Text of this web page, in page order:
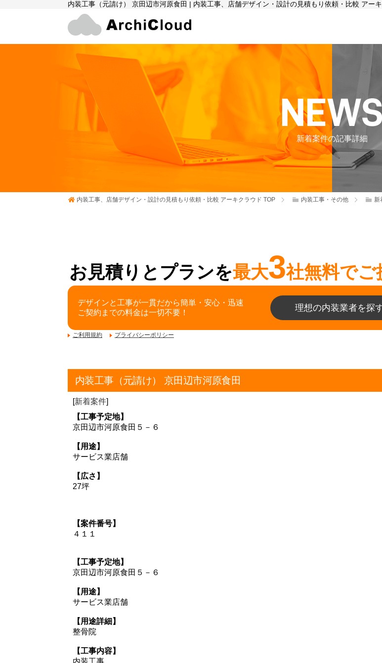
内装工事（元請け） 京田辺市河原食田 | 内装工事、店舗デザイン・設計の見積もり依頼・比較 アー
新着案件の記事詳細
内装工事、店舗デザイン・設計の見積もり依頼・比較 アーキクラウド TOP 内装工事・その他 新
お見積りとプランを最大3社無料でご
デザインと工事が一貫だから簡単・安心・迅速
ご契約までの料金は一切不要！
理想の内装業者を探
ご利用規約 プライバシーポリシー
内装工事（元請け） 京田辺市河原食田
[新着案件]
【工事予定地】
京田辺市河原食田５－６
【用途】
サービス業店舗
【広さ】
27坪
【案件番号】
４１１
【工事予定地】
京田辺市河原食田５－６
【用途】
サービス業店舗
【用途詳細】
整骨院
【工事内容】
内装工事